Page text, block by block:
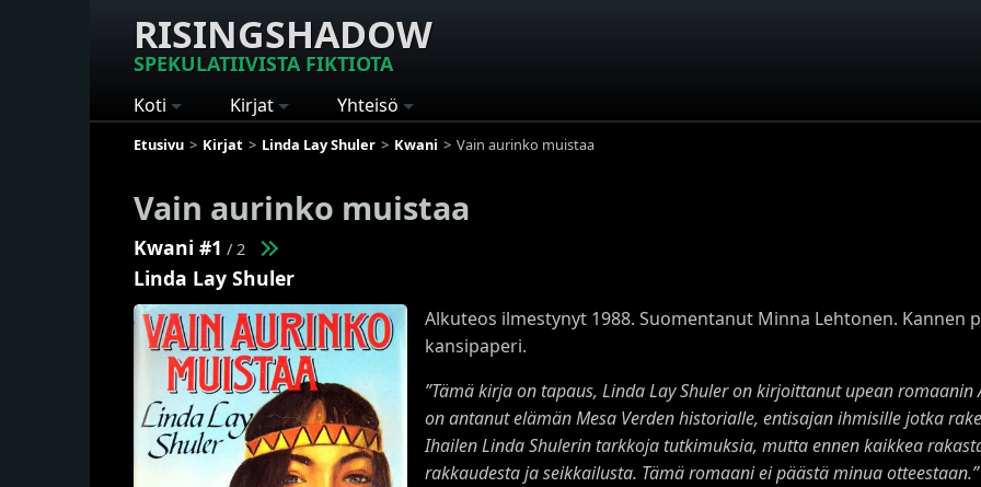
RISINGSHADOW
SPEKULATIIVISTA FIKTIOTA
Koti Kirjat Yhteisö
Etusivu Kirjat Linda Lay Shuler Kwani Vain aurinko muistaa
Vain aurinko muistaa
Kwani #1 / 2
Linda Lay Shuler
Alkuteos ilmestynyt 1988. Suomentanut Minna Lehtonen. Kannen
kansipaperi.
”Tämä kirja on tapaus, Linda Lay Shuler on kirjoittanut upean
on antanut elämän Mesa Verden historialle, entisajan ihmisille jotka
Ihailen Linda Shulerin tarkkoja tutkimuksia, mutta ennen kaikkea
rakkaudesta ja seikkailusta. Tämä romaani ei päästä minua otteestaan.”